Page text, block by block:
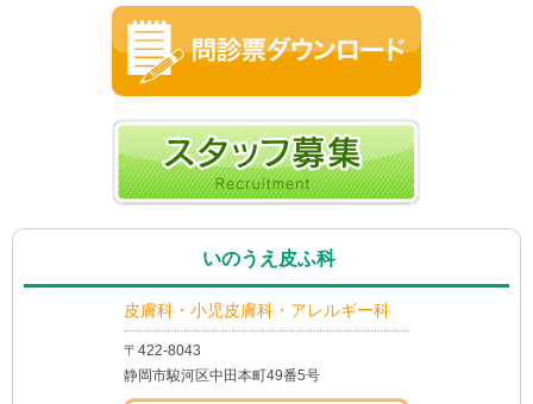
いのうえ皮ふ科
皮膚科・小児皮膚科・アレルギー科
〒422-8043
静岡市駿河区中田本町49番5号